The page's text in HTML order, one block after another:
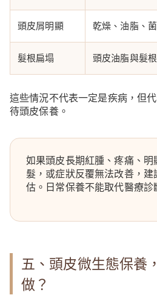
頭皮屑明顯 乾燥、油脂、
髮根扁塌 頭皮油脂與髮
這些情況不代表一定是疾病，但
待頭皮保養。
如果頭皮長期紅腫、疼痛、明
髮，或症狀反覆無法改善，
估。日常保養不能取代醫療診
五、頭皮微生態保養
做？